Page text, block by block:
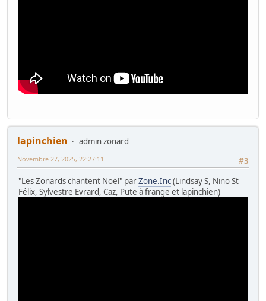
lapinchien
admin zonard
#3
Novembre 27, 2025, 22:27:11
"Les Zonards chantent Noël" parZone.Inc(Lindsay S, Nino St
Félix, Sylvestre Evrard, Caz, Pute à frange et lapinchien)